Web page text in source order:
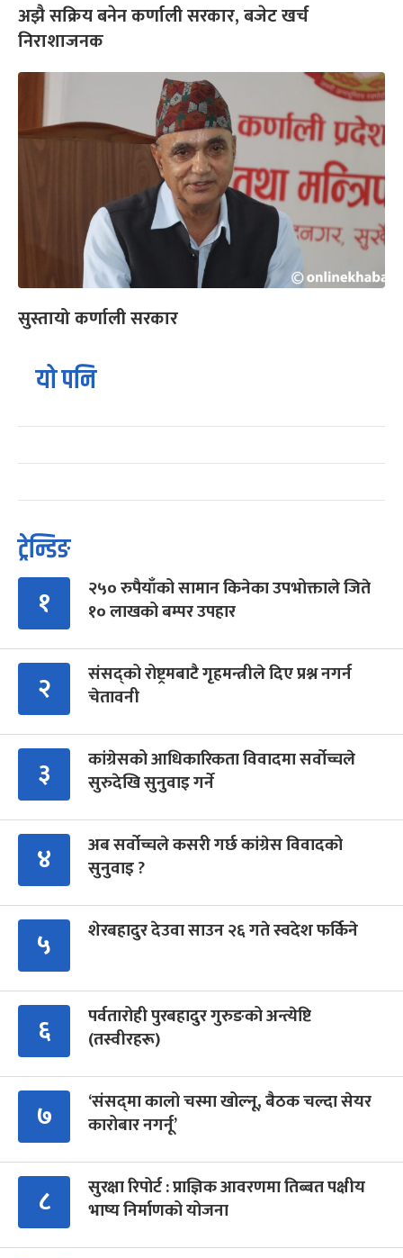
अझै सक्रिय बनेन कर्णाली सरकार, बजेट खर्च
निराशाजनक
सुस्तायो कर्णाली सरकार
यो पनि
ट्रेन्डिङ
१
२५० रुपैयाँको सामान किनेका उपभोक्ताले जिते
१० लाखको बम्पर उपहार
२
संसद्को रोष्ट्रमबाटै गृहमन्त्रीले दिए प्रश्न नगर्न
चेतावनी
३
कांग्रेसको आधिकारिकता विवादमा सर्वोच्चले
सुरुदेखि सुनुवाइ गर्ने
४
अब सर्वोच्चले कसरी गर्छ कांग्रेस विवादको
सुनुवाइ ?
५ शेरबहादुर देउवा साउन २६ गते स्वदेश फर्किने
६
पर्वतारोही पुरबहादुर गुरुङको अन्त्येष्टि
(तस्वीरहरू)
७
‘संसद्‍मा कालो चस्मा खोल्नू, बैठक चल्दा सेयर
कारोबार नगर्नू’
८
सुरक्षा रिपोर्ट : प्राज्ञिक आवरणमा तिब्बत पक्षीय
भाष्य निर्माणको योजना